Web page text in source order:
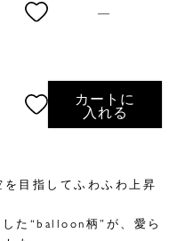
—
カートに
入れる
目指してふわふわ上昇
た“balloon柄”が、愛ら